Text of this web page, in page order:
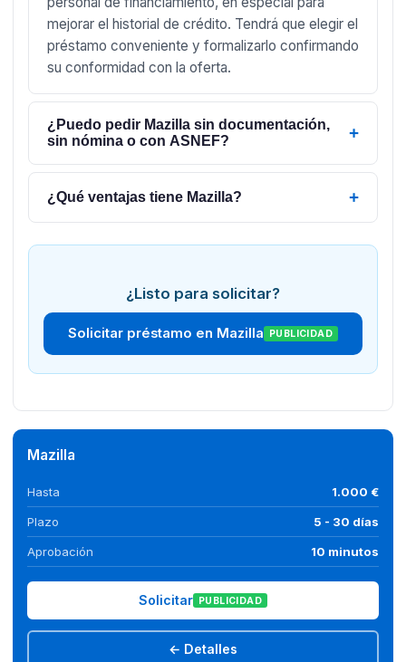
mejorar el historial de crédito. Tendrá que elegir el
préstamo conveniente y formalizarlo confirmando
su conformidad con la oferta.
¿Puedo pedir Mazilla sin documentación,
sin nómina o con ASNEF?
+
¿Qué ventajas tiene Mazilla? +
¿Listo para solicitar?
Solicitar préstamo en Mazilla PUBLICIDAD
Mazilla
Hasta 1.000 €
Plazo 5 - 30 días
Aprobación 10 minutos
Solicitar PUBLICIDAD
← Detalles